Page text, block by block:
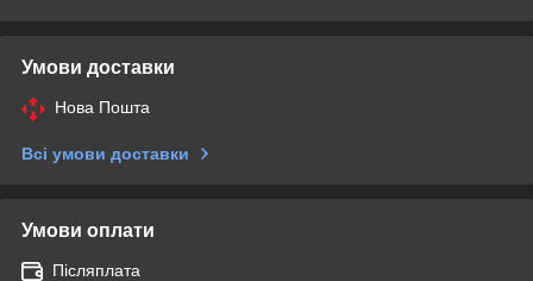
Умови доставки
Нова Пошта
Всі умови доставки
Умови оплати
Післяплата